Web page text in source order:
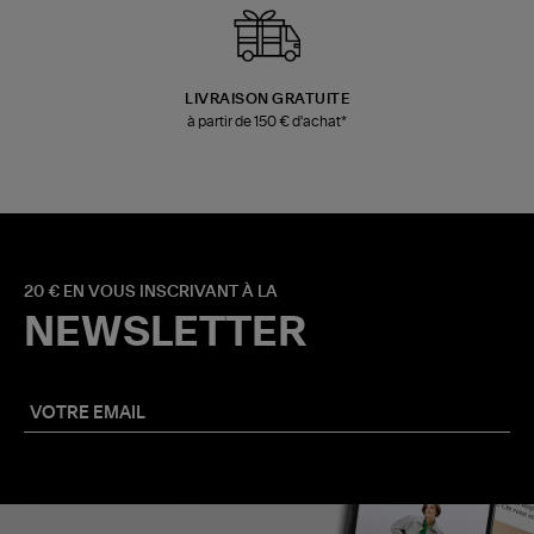
LIVRAISON GRATUITE
à partir de 150 € d'achat*
20 € EN VOUS INSCRIVANT À LA
NEWSLETTER